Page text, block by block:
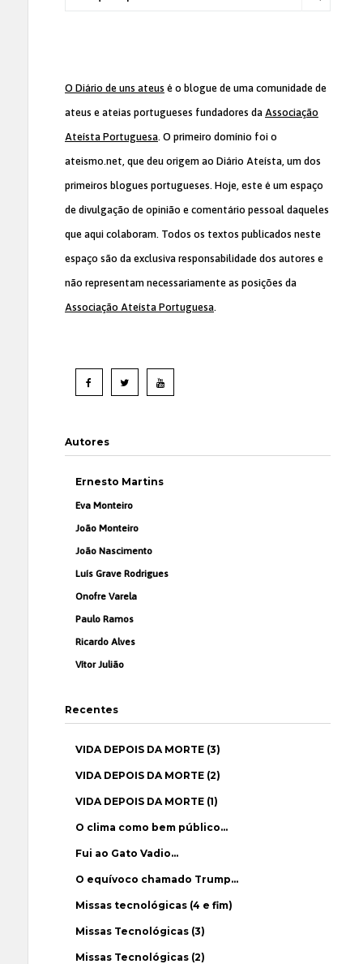
O Diário de uns ateus é o blogue de uma comunidade de
ateus e ateias portugueses fundadores da Associação
Ateísta Portuguesa. O primeiro domínio foi o
ateismo.net, que deu origem ao Diário Ateísta, um dos
primeiros blogues portugueses. Hoje, este é um espaço
de divulgação de opinião e comentário pessoal daqueles
que aqui colaboram. Todos os textos publicados neste
espaço são da exclusiva responsabilidade dos autores e
não representam necessariamente as posições da
Associação Ateísta Portuguesa.
Autores
Ernesto Martins
Eva Monteiro
João Monteiro
João Nascimento
Luís Grave Rodrigues
Onofre Varela
Paulo Ramos
Ricardo Alves
Vítor Julião
Recentes
VIDA DEPOIS DA MORTE (3)
VIDA DEPOIS DA MORTE (2)
VIDA DEPOIS DA MORTE (1)
O clima como bem público…
Fui ao Gato Vadio…
O equívoco chamado Trump…
Missas tecnológicas (4 e fim)
Missas Tecnológicas (3)
Missas Tecnológicas (2)